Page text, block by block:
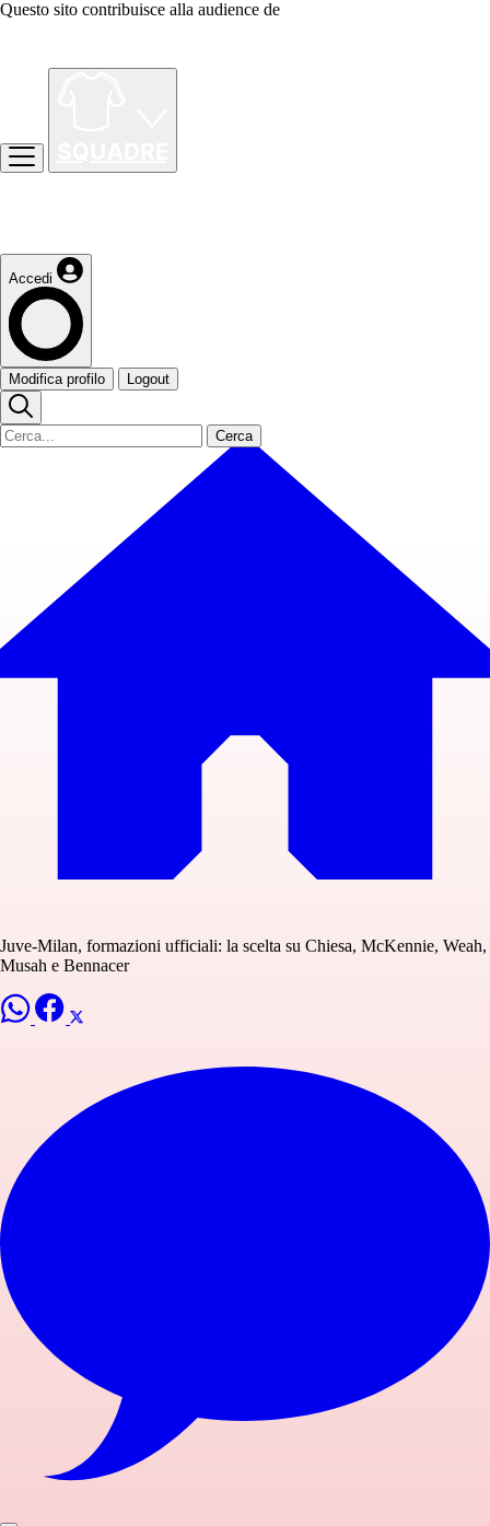
Questo sito contribuisce alla audience de
Accedi
Modifica profilo Logout
Cerca
Juve-Milan, formazioni ufficiali: la scelta su Chiesa, McKennie, Weah,
Musah e Bennacer